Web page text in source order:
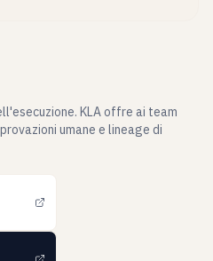
KLA offre ai team
umane e lineage di